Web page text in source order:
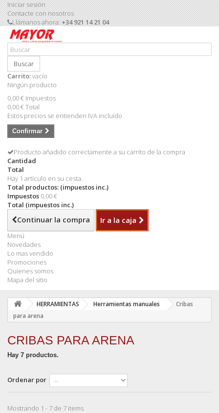
Iniciar sesión
Contacte con nosotros
Llámanos ahora:+34 921 14 21 04
Buscar
Carrito:vacío
Ningún producto
0,00 € Impuestos
0,00 €Total
Estos precios se entienden IVA incluído
Confirmar
Producto añadido correctamente a su carrito de la compra
Cantidad
Total
Hay 1 artículo en su cesta.
Total productos: (impuestos inc.)
Impuestos 0,00 €
Total (impuestos inc.)
Continuar la compra Ir a la caja
Menú
Novedades
Lo mas vendido
Promociones
Quienes somos
Mapa del sitio
HERRAMIENTAS Herramientas manuales
Cribas
para arena
CRIBAS PARA ARENA
Hay 7 productos.
Ordenar por
Mostrando 1 - 7 de 7 items